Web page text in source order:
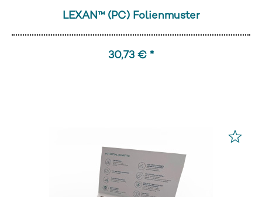
LEXAN™ (PC) Folienmuster
30,73 € *